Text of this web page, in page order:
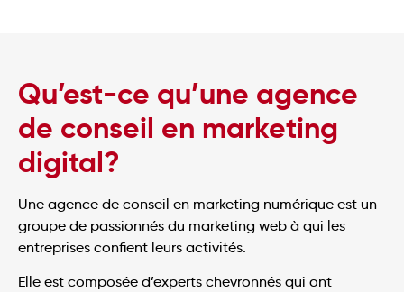
Qu’est-ce qu’une agence
de conseil en marketing
digital?
Une agence de conseil en marketing numérique est un
groupe de passionnés du marketing web à qui les
entreprises confient leurs activités.
Elle est composée d’experts chevronnés qui ont